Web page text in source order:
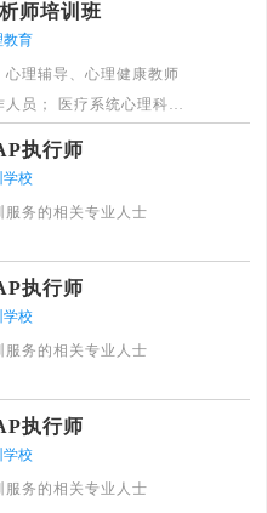
询相关专业老师及心理
构的专业人士； 组织内部
责人和专业人士 6.大中型
会主管及其他中高层管理
疗领域工作的专业人士；
师培训班
教育
心理辅导、心理健康教师
人员； 医疗系统心理科、
疗领域工作的专业人士；
执行师
学校
服务的相关专业人士
执行师
学校
服务的相关专业人士
执行师
学校
服务的相关专业人士